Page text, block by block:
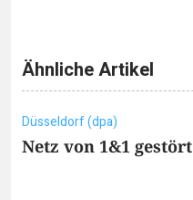
Ähnliche Artikel
Düsseldorf (dpa)
Netz von 1&1 gestört